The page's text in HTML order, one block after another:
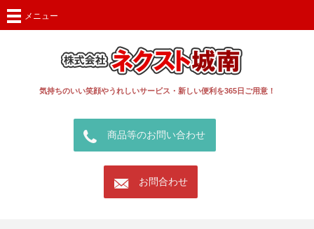
気持ちのいい笑顔やうれしいサービス・新しい便利を365日ご用意！
call 商品等のお問い合わせ
mail お問合わせ
メニュー